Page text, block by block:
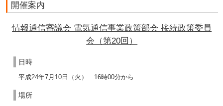
開催案内
情報通信審議会 電気通信事業政策部会 接続政策委員
会（第20回）
日時
平成24年7月10日（火） 16時00分から
場所